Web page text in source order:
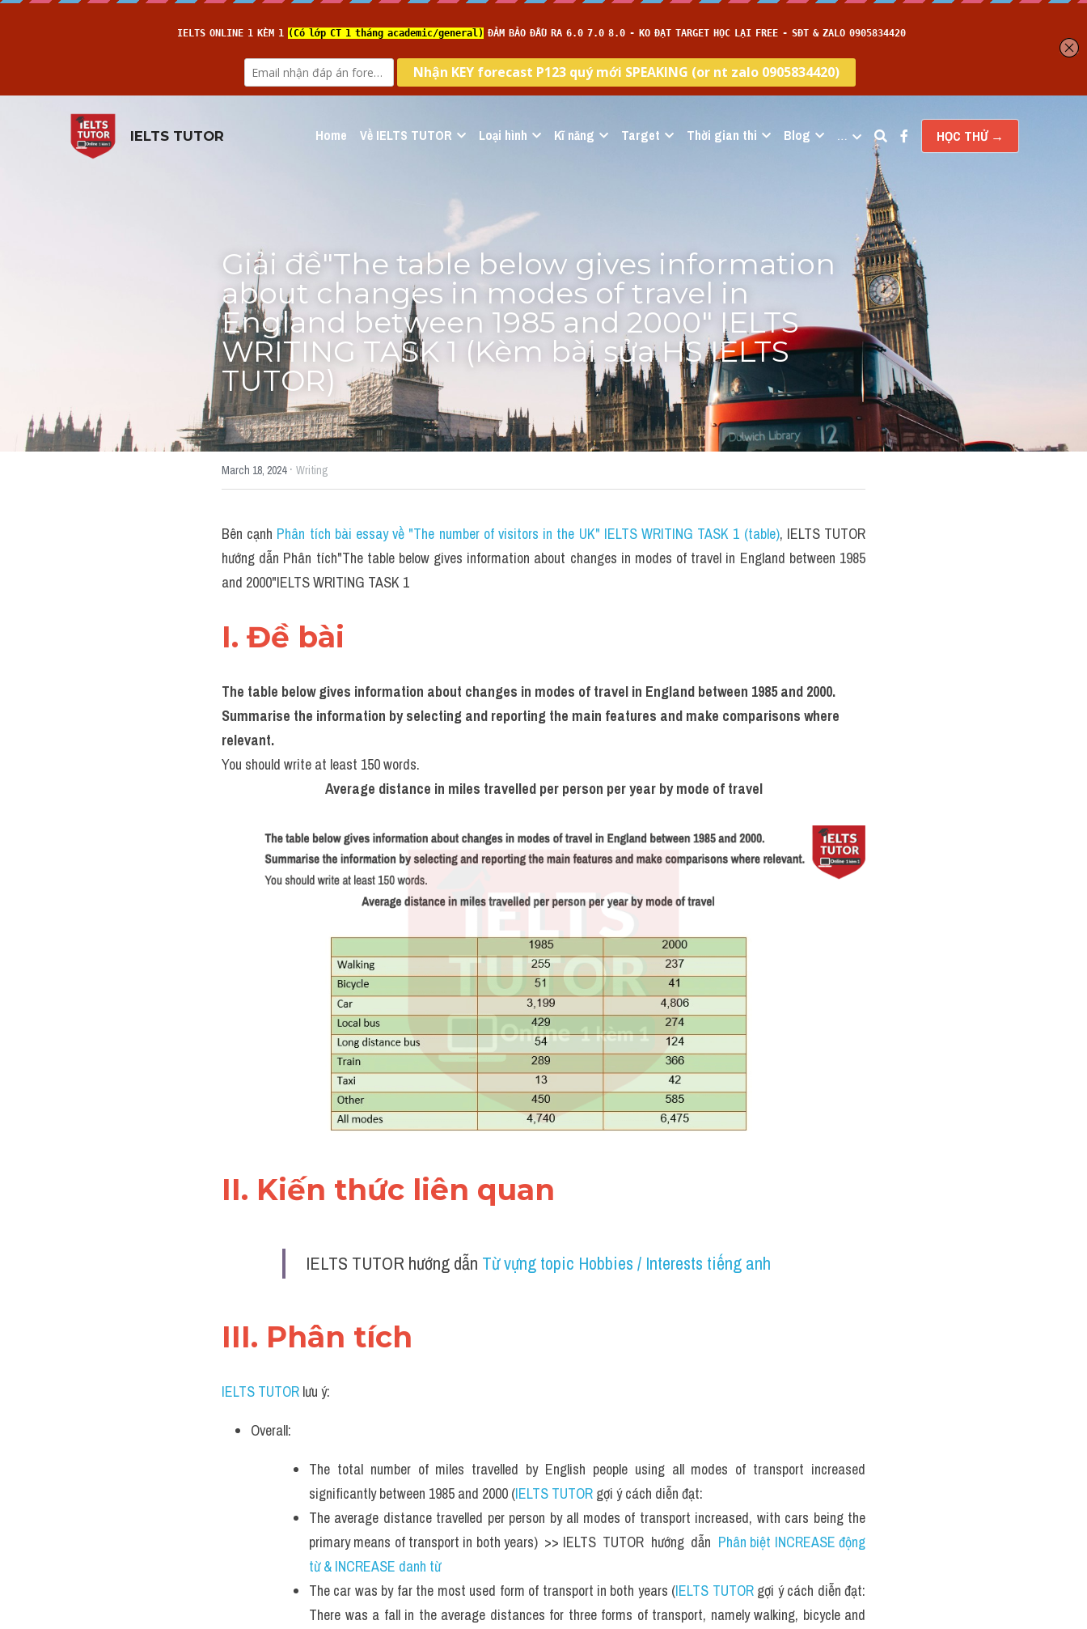
IELTS TUTOR Home Về IELTS TUTOR Loại hình Kĩ năng Target Thời gian thi Blog … HỌC THỬ →
Giải đề"The table below gives information
about changes in modes of travel in
England between 1985 and 2000" IELTS
WRITING TASK 1 (Kèm bài sửa HS IELTS
TUTOR)
March 18, 2024· Writing
Bên cạnh Phân tích bài essay về "The number of visitors in the UK" IELTS WRITING TASK 1 (table), IELTS TUTOR
hướng dẫn Phân tích"The table below gives information about changes in modes of travel in England between 1985
and 2000"IELTS WRITING TASK 1
I. Đề bài
The table below gives information about changes in modes of travel in England between 1985 and 2000.
Summarise the information by selecting and reporting the main features and make comparisons where
relevant.
You should write at least 150 words.
Average distance in miles travelled per person per year by mode of travel
II. Kiến thức liên quan
IELTS TUTOR hướng dẫn Từ vựng topic Hobbies / Interests tiếng anh
III. Phân tích
IELTS TUTOR lưu ý:
Overall:
The total number of miles travelled by English people using all modes of transport increased
significantly between 1985 and 2000 (IELTS TUTOR gợi ý cách diễn đạt:
The average distance travelled per person by all modes of transport increased, with cars being the
primary means of transport in both years)  >> IELTS  TUTOR  hướng  dẫn Phân biệt INCREASE động
từ & INCREASE danh từ
The car was by far the most used form of transport in both years (IELTS TUTOR gợi ý cách diễn đạt:
There was a fall in the average distances for three forms of transport, namely walking, bicycle and